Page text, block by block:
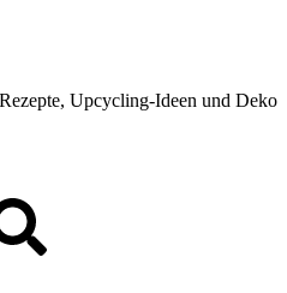
Upcycling-Ideen und Deko